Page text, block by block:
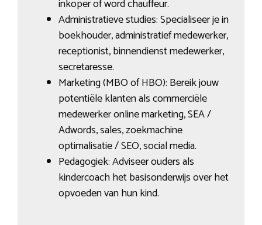
inkoper of word chauffeur.
Administratieve studies: Specialiseer je in
boekhouder, administratief medewerker,
receptionist, binnendienst medewerker,
secretaresse.
Marketing (MBO of HBO): Bereik jouw
potentiële klanten als commerciële
medewerker online marketing, SEA /
Adwords, sales, zoekmachine
optimalisatie / SEO, social media.
Pedagogiek: Adviseer ouders als
kindercoach het basisonderwijs over het
opvoeden van hun kind.